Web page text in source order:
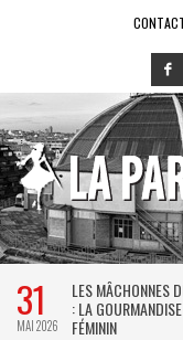
31
MAI 2026
LES MÂCHONNES
: LA
FÉMININ